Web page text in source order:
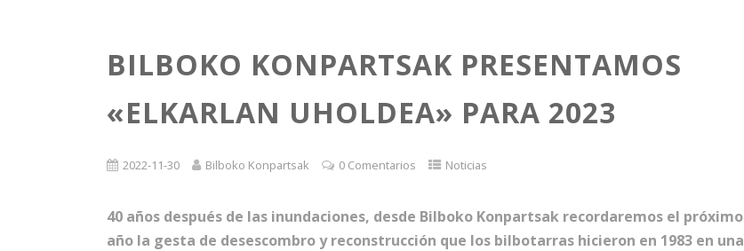
BILBOKO KONPARTSAK PRESENTAMOS
«ELKARLAN UHOLDEA» PARA 2023
2022-11-30 Bilboko Konpartsak 0 Comentarios Noticias
40 años después de las inundaciones, desde Bilboko Konpartsak recordaremos el próximo
año la gesta de desescombro y reconstrucción que los bilbotarras hicieron en 1983 en una